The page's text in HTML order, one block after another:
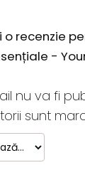
recenzie
-
nu va fi
sunt